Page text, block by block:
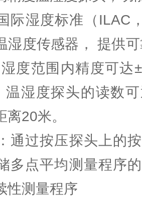
际湿度标准（ILAC
湿度传感器， 提供
度范围内精度可达
温湿度探头的读数
离20米。
通过按压探头上的
多点平均测量程序
性测量程序